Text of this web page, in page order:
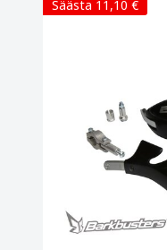
Säästa 11,10 €